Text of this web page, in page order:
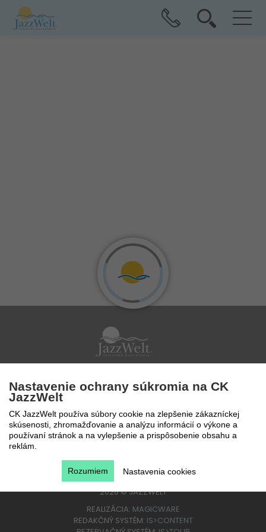
Po - Pi 9 - 17 hod
0850 777 888
2026©JAZZWELT
REALIZÁCIA: MAGICWARE
REDAKČNÝ SYSTÉM: IS>CONTENT
Nastavenie ochrany súkromia na CK
JazzWelt
CK JazzWelt používa súbory cookie na zlepšenie zákazníckej
skúsenosti, zhromažďovanie a analýzu informácií o výkone a
používaní stránok a na vylepšenie a prispôsobenie obsahu a
reklám.
Nastavenia cookies
Rozumiem